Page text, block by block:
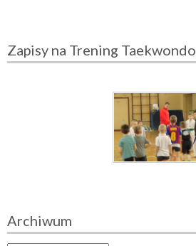
Zapisy na Trening Taekwondo
Archiwum